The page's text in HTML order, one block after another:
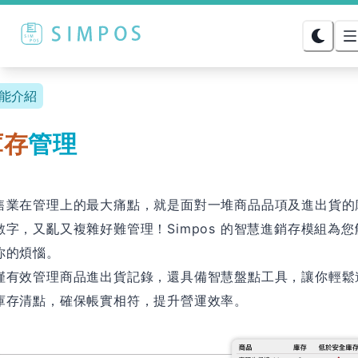
介紹
管理
業在管理上的最大痛點，就是面對一堆商品品項及進出貨的
字，又亂又複雜好難管理！Simpos 的智慧進銷存模組為您
的煩惱。
有效管理商品進出貨記錄，還具備智慧盤點工具，讓你輕鬆
存清點，確保帳實相符，提升營運效率。